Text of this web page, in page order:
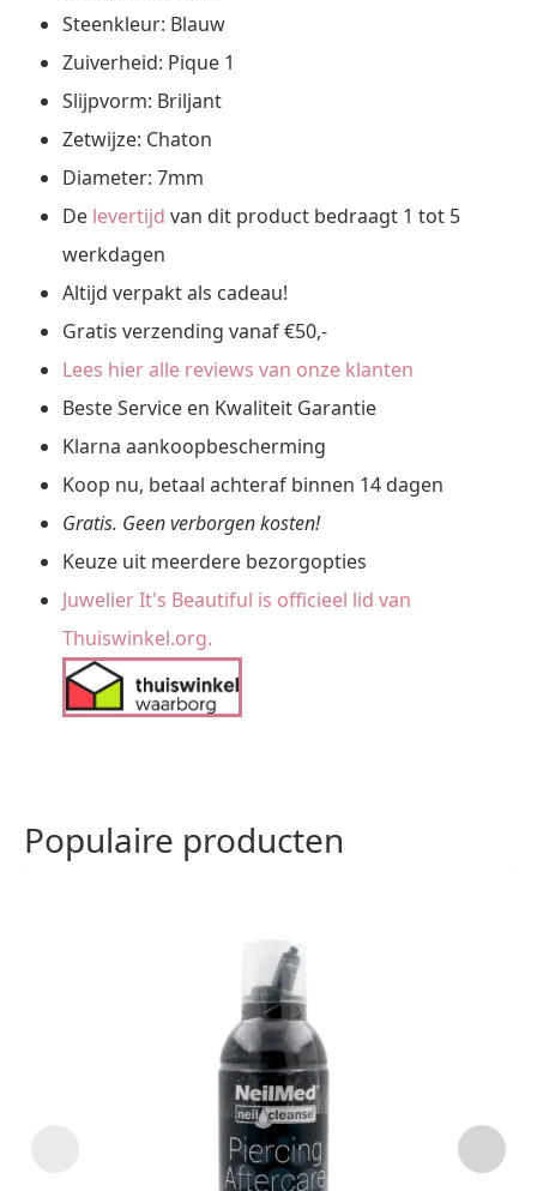
Steenkleur: Blauw
Zuiverheid: Pique 1
Slijpvorm: Briljant
Zetwijze: Chaton
Diameter: 7mm
De levertijd van dit product bedraagt 1 tot 5
werkdagen
Altijd verpakt als cadeau!
Gratis verzending vanaf €50,-
Lees hier alle reviews van onze klanten
Beste Service en Kwaliteit Garantie
Klarna aankoopbescherming
Koop nu, betaal achteraf binnen 14 dagen
Gratis. Geen verborgen kosten!
Keuze uit meerdere bezorgopties
Juwelier It's Beautiful is officieel lid van
Thuiswinkel.org.
Populaire producten